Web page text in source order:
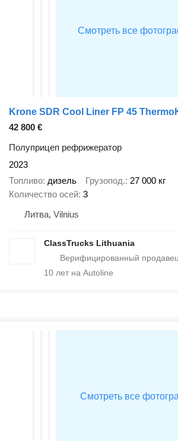
Krone SDR Cool Liner FP 45
42 800 €
Полуприцеп рефрижератор
2023
Топливо дизель Грузопод. 27 000 кг
Количество осей 3
Литва, Vilnius
ClassTrucks Lithuania
10 лет на Autoline